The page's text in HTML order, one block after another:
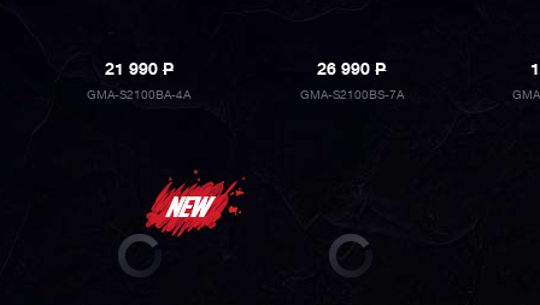
21 990P
GMA-S2100BA-4A
26 990P
GMA-S2100BS-7A